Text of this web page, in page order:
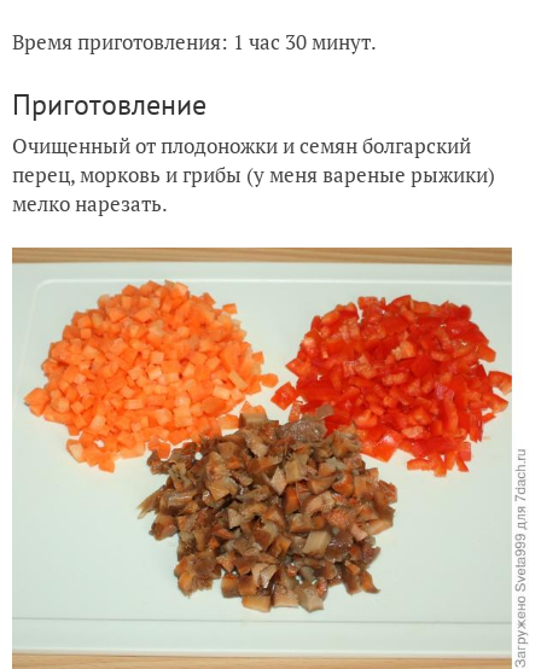
Время приготовления: 1 час 30 минут.
Приготовление
Очищенный от плодоножки и семян болгарский
перец, морковь и грибы (у меня вареные рыжики)
мелко нарезать.